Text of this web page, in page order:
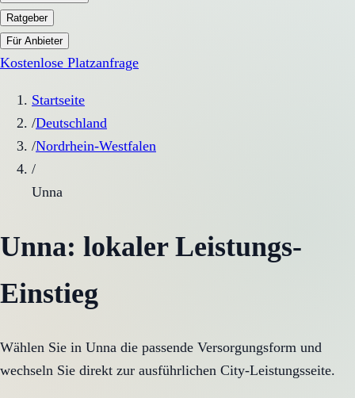
Ratgeber
Für Anbieter
Kostenlose Platzanfrage
Startseite
/Deutschland
/Nordrhein-Westfalen
/
Unna
Unna: lokaler Leistungs-
Einstieg
Wählen Sie in Unna die passende Versorgungsform und
wechseln Sie direkt zur ausführlichen City-Leistungsseite.